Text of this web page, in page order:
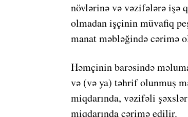
növlərinə və vəzifələrə işə
olmadan işçinin müvafiq
manat məbləğində cərimə
Həmçinin barəsində
və (və ya) təhrif olunmuş
miqdarında, vəzifəli
miqdarında cərimə edilir.